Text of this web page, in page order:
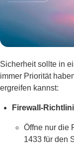
Sicherheit sollte in
immer Priorität
ergreifen kannst:
Firewall-
Öffne nur die
1433 für den